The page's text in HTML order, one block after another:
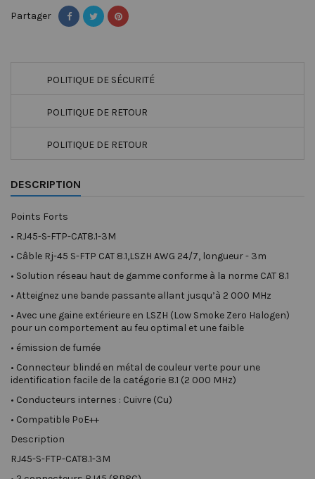
Partager
POLITIQUE DE SÉCURITÉ
POLITIQUE DE RETOUR
POLITIQUE DE RETOUR
DESCRIPTION
Points Forts
• RJ45-S-FTP-CAT8.1-3M
• Câble Rj-45 S-FTP CAT 8.1,LSZH AWG 24/7, longueur - 3m
• Solution réseau haut de gamme conforme à la norme CAT 8.1
• Atteignez une bande passante allant jusqu’à 2 000 MHz
• Avec une gaine extérieure en LSZH (Low Smoke Zero Halogen)
pour un comportement au feu optimal et une faible
• émission de fumée
• Connecteur blindé en métal de couleur verte pour une
identification facile de la catégorie 8.1 (2 000 MHz)
• Conducteurs internes : Cuivre (Cu)
• Compatible PoE++
Description
RJ45-S-FTP-CAT8.1-3M